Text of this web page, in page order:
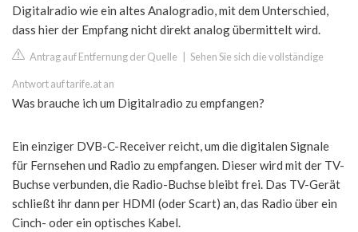
Digitalradio wie ein altes Analogradio, mit dem Unterschied,
dass hier der Empfang nicht direkt analog übermittelt wird.
Antrag auf Entfernung der Quelle Sehen Sie sich die vollständige
Antwort auf tarife.at an
Was brauche ich um Digitalradio zu empfangen?
Ein einziger DVB-C-Receiver reicht, um die digitalen Signale
für Fernsehen und Radio zu empfangen. Dieser wird mit der TV-
Buchse verbunden, die Radio-Buchse bleibt frei. Das TV-Gerät
schließt ihr dann per HDMI (oder Scart) an, das Radio über ein
Cinch- oder ein optisches Kabel.